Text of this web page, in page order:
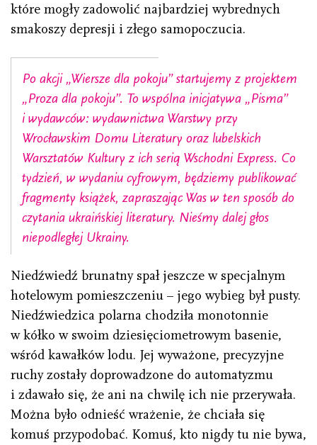
które mogły zadowolić najbardziej wybrednych
smakoszy depresji i złego samopoczucia.
Po akcji „Wiersze dla pokoju” startujemy z projektem
„Proza dla pokoju”. To wspólna inicjatywa „Pisma”
i wydawców: wydawnictwa Warstwy przy
Wrocławskim Domu Literatury oraz lubelskich
Warsztatów Kultury z ich serią Wschodni Express. Co
tydzień, w wydaniu cyfrowym, będziemy publikować
fragmenty książek, zapraszając Was w ten sposób do
czytania ukraińskiej literatury. Nieśmy dalej głos
niepodległej Ukrainy.
Niedźwiedź brunatny spał jeszcze w specjalnym
hotelowym pomieszczeniu – jego wybieg był pusty.
Niedźwiedzica polarna chodziła monotonnie
w kółko w swoim dziesięciometrowym basenie,
wśród kawałków lodu. Jej wyważone, precyzyjne
ruchy zostały doprowadzone do automatyzmu
i zdawało się, że ani na chwilę ich nie przerywała.
Można było odnieść wrażenie, że chciała się
komuś przypodobać. Komuś, kto nigdy tu nie bywa,